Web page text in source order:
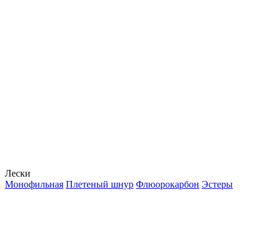
Лески
Монофильная Плетеный шнур Флюорокарбон Эстеры